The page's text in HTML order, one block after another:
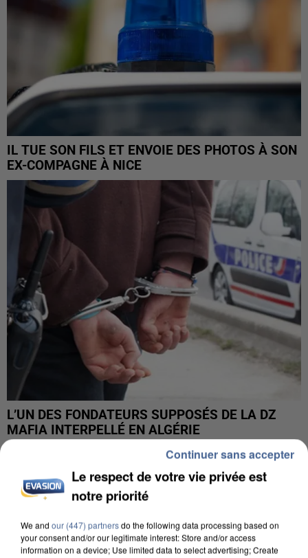
IL TUE SON FILS ET ENVOIE DES PHOTOS À SON
EX-COMPAGNE À NICE
L’UN DES FONDATEURS SUPPOSÉS DE LA DZ
MAFIA INTERPELLÉ EN ALGÉRIE
Le respect de votre vie privée est
notre priorité
We and our (447) partnersdo the following data processing based on
your consent and/or our legitimate interest: Store and/or access
information on a device; Use limited data to select advertising; Create
Continuer sans accepter